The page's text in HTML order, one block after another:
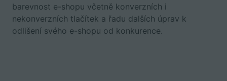
barevnost e-shopu včetně konverzních i
nekonverzních tlačítek a řadu dalších úprav k
odlišení svého e-shopu od konkurence.